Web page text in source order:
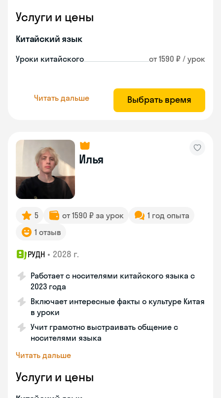
Услуги и цены
Китайский язык
Уроки китайского от 1590 ₽ / урок
Читать дальше Выбрать время
Илья
5 от 1590 ₽ за урок
1 год опыта
1 отзыв
РУДН • 2028 г.
Работает с носителями китайского языка с
2023 года
Включает интересные факты о культуре Китая
в уроки
Учит грамотно выстраивать общение с
носителями языка
Читать дальше
Услуги и цены